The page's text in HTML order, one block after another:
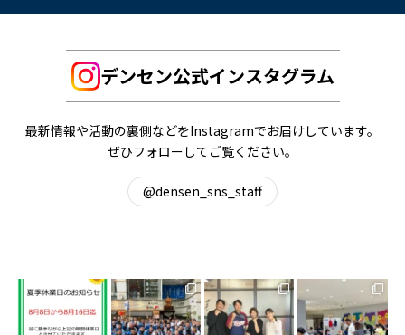
デンセン公式インスタグラム
最新情報や活動の裏側などをInstagramでお届けしています。
ぜひフォローしてご覧ください。
@densen_sns_staff